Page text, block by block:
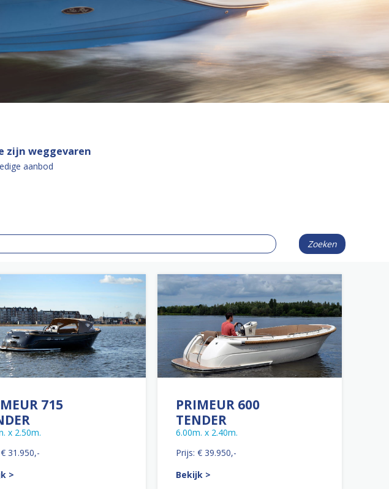
zijn weggevaren
aanbod
715
x 2.50m.
31.950,-
>
PRIMEUR 600
TENDER
6.00m. x 2.40m.
Prijs: € 39.950,-
Bekijk >